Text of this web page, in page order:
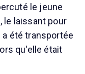
le jeune
le laissant pour
été transportée
qu'elle était